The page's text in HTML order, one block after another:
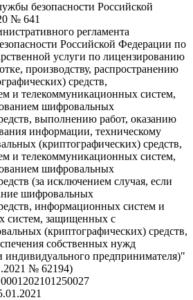
безопасности Российской
№ 641
регламента
Российской Федерации по
услуги по лицензированию
производству, распространению
средств,
и телекоммуникационных систем,
шифровальных
выполнению работ, оказанию
информации, техническому
(криптографических) средств,
и телекоммуникационных систем,
шифровальных
(за исключением случая, если
шифровальных
информационных систем и
систем, защищенных с
(криптографических) средств,
собственных нужд
индивидуального предпринимателя)"
№ 62194)
0001202101250027